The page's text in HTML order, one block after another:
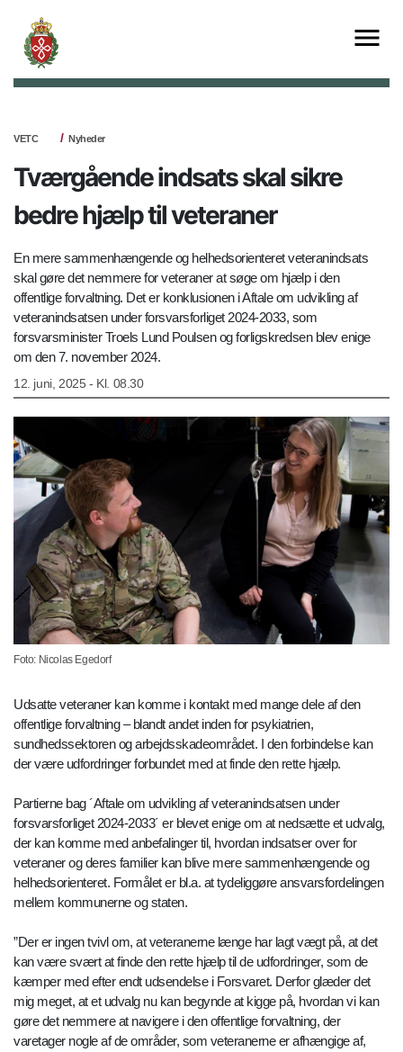
VETC Nyheder
Tværgående indsats skal sikre
bedre hjælp til veteraner
En mere sammenhængende og helhedsorienteret veteranindsats
skal gøre det nemmere for veteraner at søge om hjælp i den
offentlige forvaltning. Det er konklusionen i Aftale om udvikling af
veteranindsatsen under forsvarsforliget 2024-2033, som
forsvarsminister Troels Lund Poulsen og forligskredsen blev enige
om den 7. november 2024.
12. juni, 2025 - Kl. 08.30
Foto: Nicolas Egedorf
Udsatte veteraner kan komme i kontakt med mange dele af den
offentlige forvaltning – blandt andet inden for psykiatrien,
sundhedssektoren og arbejdsskadeområdet. I den forbindelse kan
der være udfordringer forbundet med at finde den rette hjælp.
Partierne bag ´Aftale om udvikling af veteranindsatsen under
forsvarsforliget 2024-2033´ er blevet enige om at nedsætte et udvalg,
der kan komme med anbefalinger til, hvordan indsatser over for
veteraner og deres familier kan blive mere sammenhængende og
helhedsorienteret. Formålet er bl.a. at tydeliggøre ansvarsfordelingen
mellem kommunerne og staten.
”Der er ingen tvivl om, at veteranerne længe har lagt vægt på, at det
kan være svært at finde den rette hjælp til de udfordringer, som de
kæmper med efter endt udsendelse i Forsvaret. Derfor glæder det
mig meget, at et udvalg nu kan begynde at kigge på, hvordan vi kan
gøre det nemmere at navigere i den offentlige forvaltning, der
varetager nogle af de områder, som veteranerne er afhængige af,